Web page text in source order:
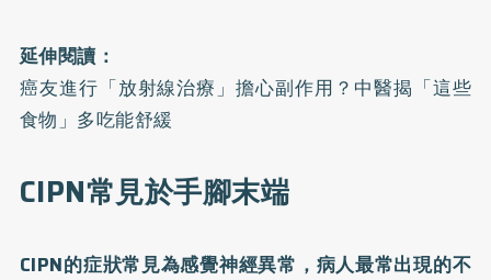
延伸閱讀：
癌友進行「放射線治療」擔心副作用？中醫揭「這些
食物」多吃能舒緩
CIPN常見於手腳末端
CIPN的症狀常見為感覺神經異常，病人最常出現的不